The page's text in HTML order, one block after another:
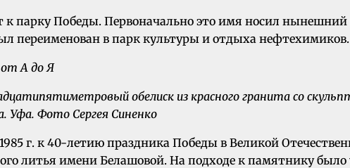
парку Победы. Первоначально это имя носил
переименован в парк культуры и отдыха нефтехимиков.
обелиск из красного гранита со
Уфа. Фото Сергея Синенко
г. к 40-летию праздника Победы в Великой
литья имени Белашовой. На подходе к памятнику